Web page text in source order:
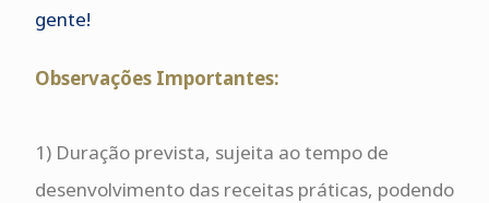
gente!
Observações Importantes:
1) Duração prevista, sujeita ao tempo de
desenvolvimento das receitas práticas, podendo